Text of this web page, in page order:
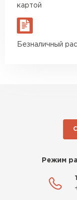
картой
Безналичный
Режим